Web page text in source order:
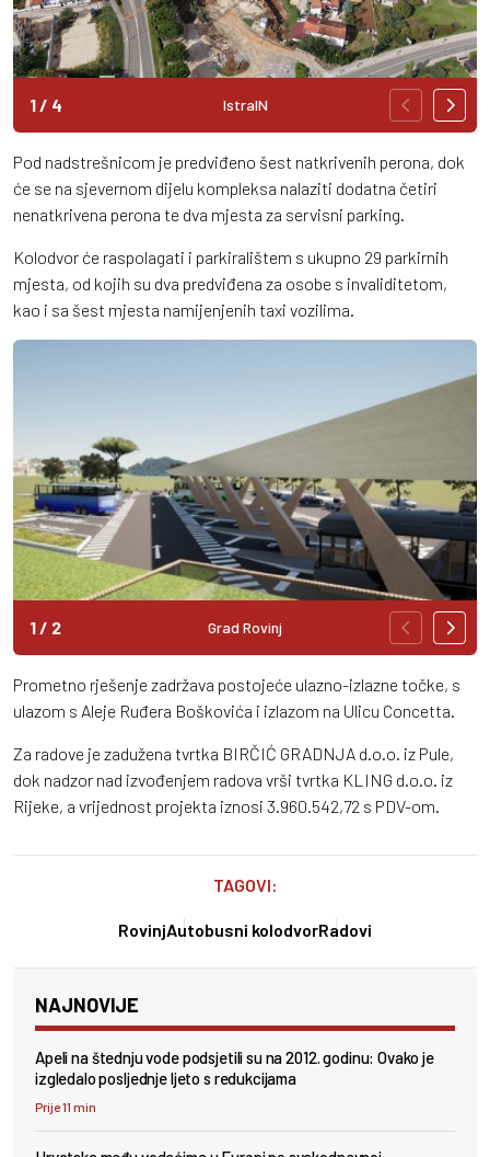
IstraIN
1/ 4
Pod nadstrešnicom je predviđeno šest natkrivenih perona, dok
će se na sjevernom dijelu kompleksa nalaziti dodatna četiri
nenatkrivena perona te dva mjesta za servisni parking.
Kolodvor će raspolagati i parkiralištem s ukupno 29 parkirnih
mjesta, od kojih su dva predviđena za osobe s invaliditetom,
kao i sa šest mjesta namijenjenih taxi vozilima.
Grad Rovinj
1/ 2
Prometno rješenje zadržava postojeće ulazno-izlazne točke, s
ulazom s Aleje Ruđera Boškovića i izlazom na Ulicu Concetta.
Za radove je zadužena tvrtka BIRČIĆ GRADNJA d.o.o. iz Pule,
dok nadzor nad izvođenjem radova vrši tvrtka KLING d.o.o. iz
Rijeke, a vrijednost projekta iznosi 3.960.542,72 s PDV-om.
TAGOVI:
RovinjAutobusni kolodvorRadovi
NAJNOVIJE
Apeli na štednju vode podsjetili su na 2012. godinu: Ovako je
izgledalo posljednje ljeto s redukcijama
Prije 11 min